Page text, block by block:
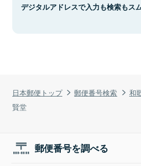
日本郵便トップ 郵便番号検索 和
賢堂
デジタルアドレスで入力も検索もス
郵便番号を調べる